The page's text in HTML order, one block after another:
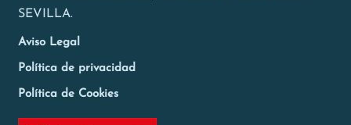
SEVILLA.
Aviso Legal
Política de privacidad
Política de Cookies